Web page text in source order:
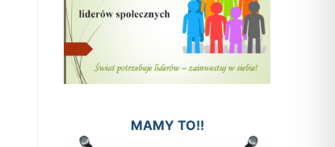
MAMY TO!!